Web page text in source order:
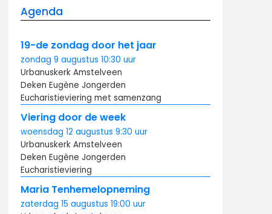
Agenda
19-de zondag door het jaar
zondag 9 augustus 10:30 uur
Urbanuskerk Amstelveen
Deken Eugène Jongerden
Eucharistieviering met samenzang
Viering door de week
woensdag 12 augustus 9:30 uur
Urbanuskerk Amstelveen
Deken Eugène Jongerden
Eucharistieviering
Maria Tenhemelopneming
zaterdag 15 augustus 19:00 uur